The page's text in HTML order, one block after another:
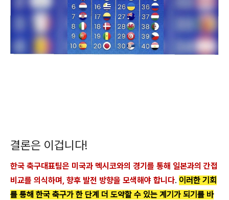
결론은 이겁니다!
한국 축구대표팀은 미국과 멕시코와의 경기를 통해 일본과의 간접
비교를 의식하며, 향후 발전 방향을 모색해야 합니다. 이러한 기회
를 통해 한국 축구가 한 단계 더 도약할 수 있는 계기가 되기를 바